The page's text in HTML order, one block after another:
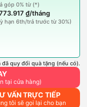
góp 0% từ (*)
₫/tháng
hạn 6th/trả trước từ 30%)
đã quy đổi quà tặng (nếu có).
tại cửa hàng)
VẤN TRỰC TIẾP
tôi sẽ gọi lại cho bạn